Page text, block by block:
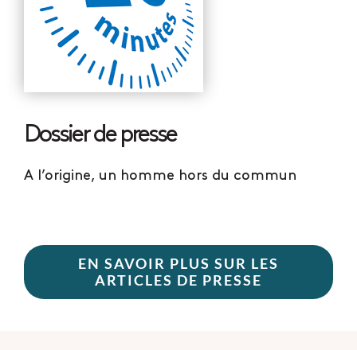
Dossier de presse
A l’origine, un homme hors du commun
EN SAVOIR PLUS SUR LES
ARTICLES DE PRESSE